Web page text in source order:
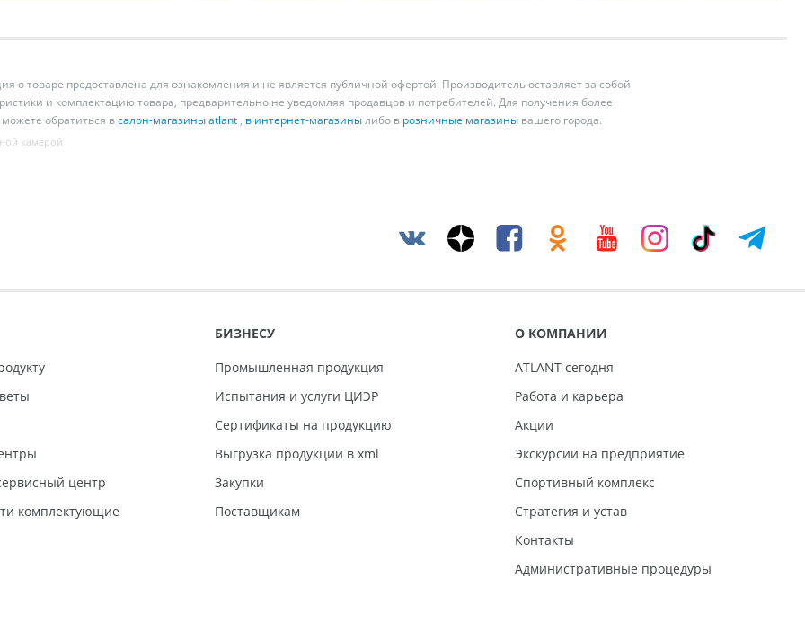
товаре предоставлена для ознакомления и не является публичной офертой. Производитель оставляет за собой
и комплектацию товара, предварительно не уведомляя продавцов и потребителей. Для получения более
обратиться всалон-магазины atlant, в интернет-магазинылибо в розничные магазинывашего города.
камерой
центр
комплектующие
БИЗНЕСУ
Промышленная продукция
Испытания и услуги ЦИЭР
Сертификаты на продукцию
Выгрузка продукции в xml
Закупки
Поставщикам
О КОМПАНИИ
ATLANT сегодня
Работа и карьера
Акции
Экскурсии на предприятие
Спортивный комплекс
Стратегия и устав
Контакты
Административные процедуры